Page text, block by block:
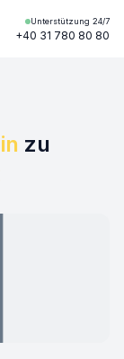
Unterstützung 24/7
+40 31 780 80 80
zu